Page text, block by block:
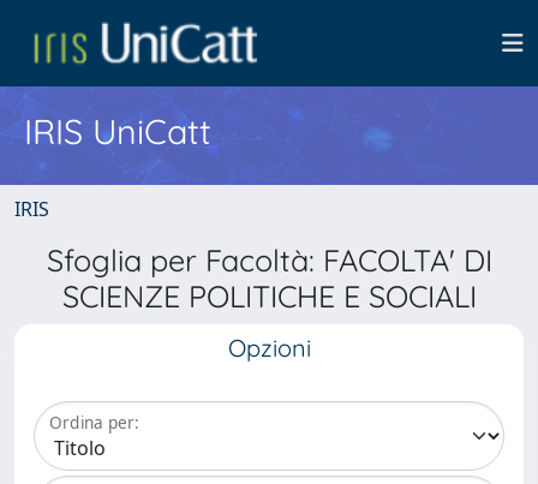
IRIS UniCatt
IRIS
Sfoglia per Facoltà: FACOLTA' DI
SCIENZE POLITICHE E SOCIALI
Opzioni
Ordina per: